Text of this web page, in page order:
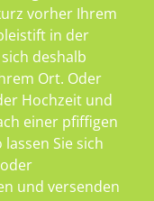
vorher Ihrem
in der
deshalb
Ort. Oder
Hochzeit und
einer pfiffigen
Sie sich
und versenden